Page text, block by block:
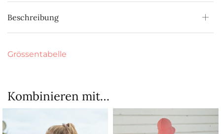
Beschreibung
Grössentabelle
Kombinieren mit…